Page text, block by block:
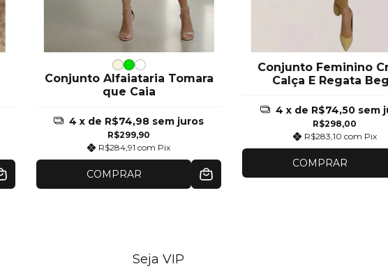
Conjunto Alfaiataria Tomara
que Caia
R$299,90
R$284,91 com Pix
4 x de R$74,98 sem juros
COMPRAR
Conjunto Feminino
Calça E Regata
R$298,00
R$283,10 com Pix
4 x de R$74,50 sem
COMPRAR
Seja VIP